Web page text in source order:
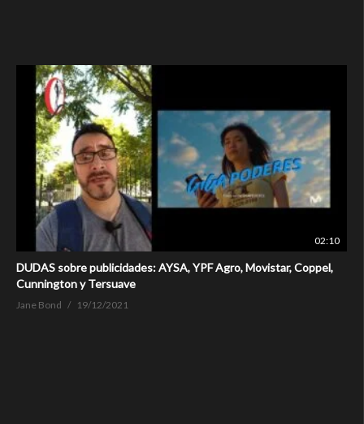
02:10
DUDAS sobre publicidades: AYSA, YPF Agro, Movistar, Coppel,
Cunnington y Tersuave
Jane Bond 19/12/2021